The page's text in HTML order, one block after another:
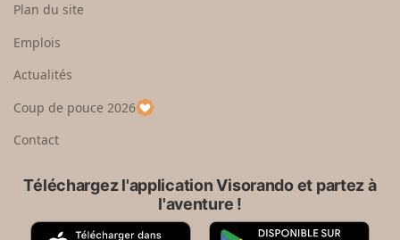
e
u
p
a
Plan du site
Emplois
Actualités
Coup de pouce 2026
Contact
Téléchargez l'application Visorando et partez à
l'aventure !
A G